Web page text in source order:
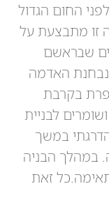
החום הגדול
זו מתבצעת על
בצוות של 3 אנשים שבראשם
האדמה
בקרבת
לבניית
במשך
במהלך הבניה
זאת